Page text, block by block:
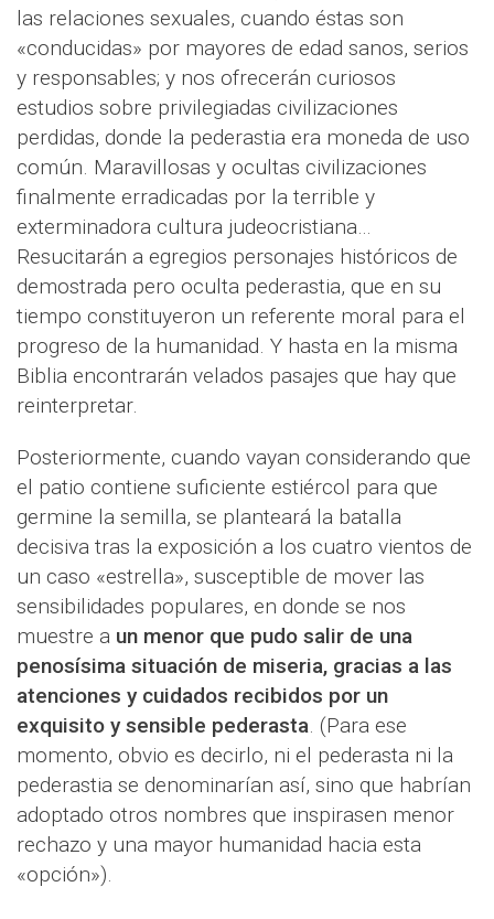
las relaciones sexuales, cuando éstas son
«conducidas» por mayores de edad sanos, serios
y responsables; y nos ofrecerán curiosos
estudios sobre privilegiadas civilizaciones
perdidas, donde la pederastia era moneda de uso
común. Maravillosas y ocultas civilizaciones
finalmente erradicadas por la terrible y
exterminadora cultura judeocristiana…
Resucitarán a egregios personajes históricos de
demostrada pero oculta pederastia, que en su
tiempo constituyeron un referente moral para el
progreso de la humanidad. Y hasta en la misma
Biblia encontrarán velados pasajes que hay que
reinterpretar.
Posteriormente, cuando vayan considerando que
el patio contiene suficiente estiércol para que
germine la semilla, se planteará la batalla
decisiva tras la exposición a los cuatro vientos de
un caso «estrella», susceptible de mover las
sensibilidades populares, en donde se nos
muestre a un menor que pudo salir de una
penosísima situación de miseria, gracias a las
atenciones y cuidados recibidos por un
exquisito y sensible pederasta. (Para ese
momento, obvio es decirlo, ni el pederasta ni la
pederastia se denominarían así, sino que habrían
adoptado otros nombres que inspirasen menor
rechazo y una mayor humanidad hacia esta
«opción»).